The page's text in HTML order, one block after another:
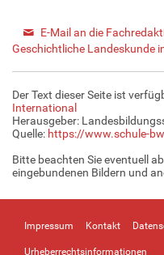
E-Mail an die
Geschichtliche Landeskunde
Der Text dieser Seite ist
International
Herausgeber:
Quelle: https://www.schule-
Bitte beachten Sie eventuell
eingebundenen Bildern und
Impressum Kontakt
Urheberrechtsinformationen